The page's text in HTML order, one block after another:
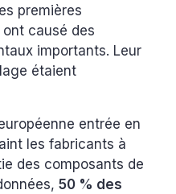
premières
causé des
importants. Leur
étaient
entrée en
les fabricants à
des composants de
50 % des